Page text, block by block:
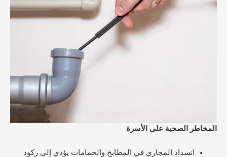
المخاطر الصحية على الأسرة
انسداد المجاري في المطابخ والحمامات يؤدي إلى ركود